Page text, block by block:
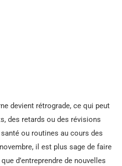
devient rétrograde, ce qui peut
des retards ou des révisions
ou routines au cours des
il est plus sage de faire
d’entreprendre de nouvelles